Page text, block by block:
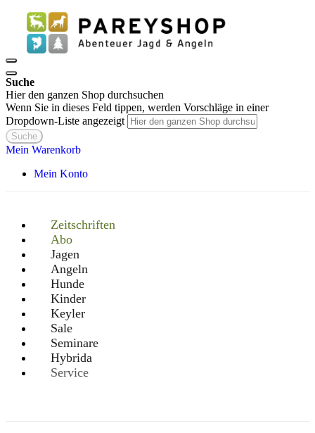
Suche
Hier den ganzen Shop durchsuchen
Wenn Sie in dieses Feld tippen, werden Vorschläge in einer
Dropdown-Liste angezeigt
Suche
Mein Warenkorb
Mein Konto
Zeitschriften
Abo
Jagen
Angeln
Hunde
Kinder
Keyler
Sale
Seminare
Hybrida
Service